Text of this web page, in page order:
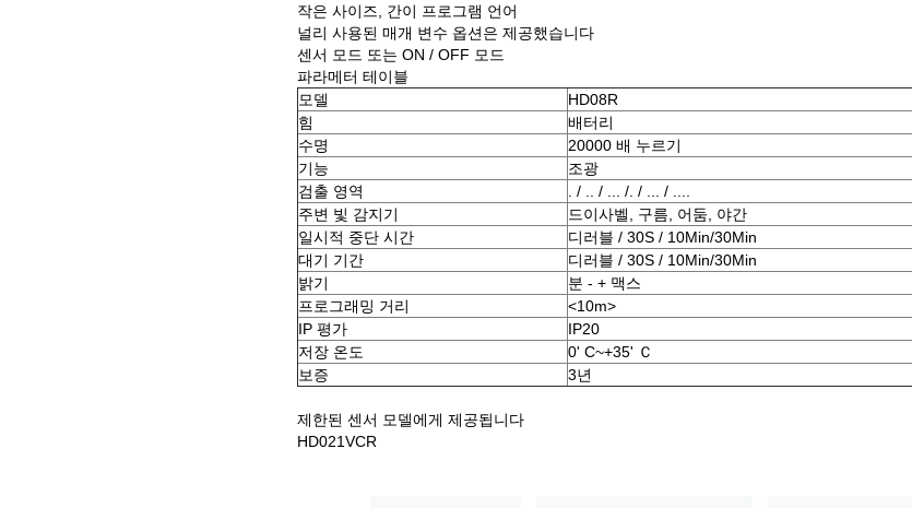
작은 사이즈, 간이 프로그램 언어
널리 사용된 매개 변수 옵션은 제공했습니다
센서 모드 또는 ON / OFF 모드
파라메터 테이블
모델
HD08R
힘
배터리
수명
20000 배 누르기
기능
조광
검출 영역
. / .. / ... /. / ... / ....
주변 빛 감지기
드이사벨, 구름, 어둠, 야간
일시적 중단 시간
디러블 / 30S / 10Min/30Min
대기 기간
디러블 / 30S / 10Min/30Min
밝기
분 - + 맥스
프로그래밍 거리
<10m>
IP 평가
IP20
저장 온도
0' C~+35' Ｃ
보증
3년
제한된 센서 모델에게 제공됩니다
HD021VCR